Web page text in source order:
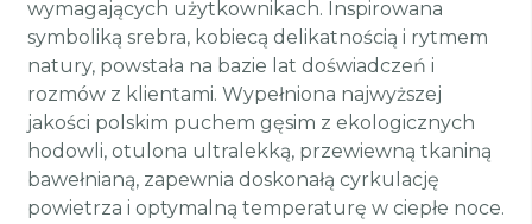
wymagających użytkownikach. Inspirowana
symboliką srebra, kobiecą delikatnością i rytmem
natury, powstała na bazie lat doświadczeń i
rozmów z klientami. Wypełniona najwyższej
jakości polskim puchem gęsim z ekologicznych
hodowli, otulona ultralekką, przewiewną tkaniną
bawełnianą, zapewnia doskonałą cyrkulację
powietrza i optymalną temperaturę w ciepłe noce.